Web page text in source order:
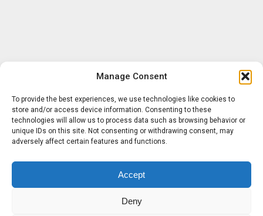
Manage Consent
To provide the best experiences, we use technologies like cookies to
store and/or access device information. Consenting to these
technologies will allow us to process data such as browsing behavior or
unique IDs on this site. Not consenting or withdrawing consent, may
adversely affect certain features and functions.
Accept
Deny